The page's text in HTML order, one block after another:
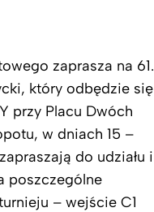
zaprasza na 61.
który odbędzie się
przy Placu Dwóch
w dniach 15 –
do udziału i
poszczególne
– wejście C1